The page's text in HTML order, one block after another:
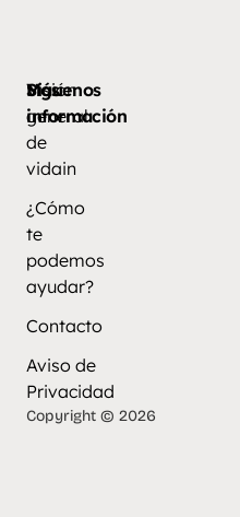
Más
información
Visión
general
de
vidain
¿Cómo
te
podemos
ayudar?
Contacto
Aviso de
Privacidad
Síguenos
Copyright © 2026